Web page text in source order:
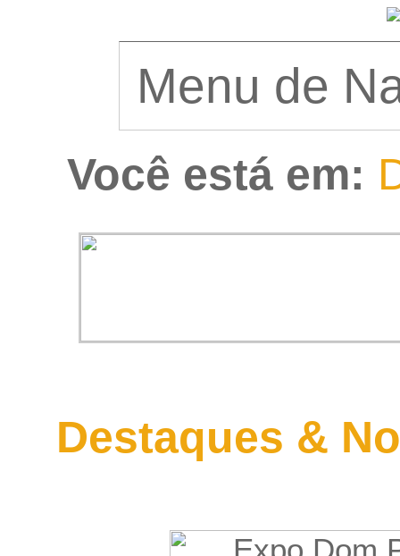
Você está em:
Destaques &